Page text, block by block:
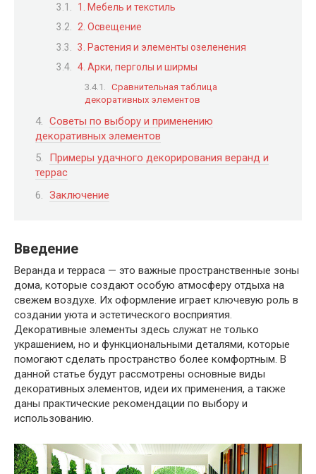
1. Мебель и текстиль
2. Освещение
3. Растения и элементы озеленения
4. Арки, перголы и ширмы
Сравнительная таблица
декоративных элементов
Советы по выбору и применению
декоративных элементов
Примеры удачного декорирования веранд и
террас
Заключение
Введение
Веранда и терраса — это важные пространственные зоны
дома, которые создают особую атмосферу отдыха на
свежем воздухе. Их оформление играет ключевую роль в
создании уюта и эстетического восприятия.
Декоративные элементы здесь служат не только
украшением, но и функциональными деталями, которые
помогают сделать пространство более комфортным. В
данной статье будут рассмотрены основные виды
декоративных элементов, идеи их применения, а также
даны практические рекомендации по выбору и
использованию.